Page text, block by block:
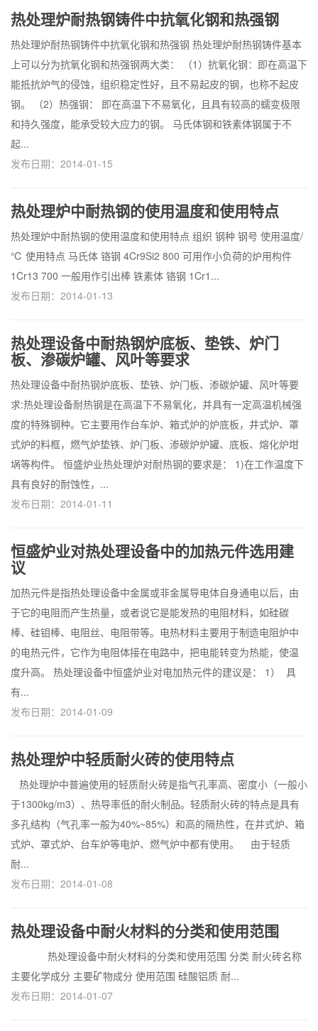
热处理炉耐热钢铸件中抗氧化钢和热强钢
热处理炉耐热钢铸件中抗氧化钢和热强钢 热处理炉耐热钢铸件基本
上可以分为抗氧化钢和热强钢两大类： （1）抗氧化钢：即在高温下
能抵抗炉气的侵蚀，组织稳定性好，且不易起皮的钢，也称不起皮
钢。 （2）热强钢： 即在高温下不易氧化，且具有较高的蠕变极限
和持久强度，能承受较大应力的钢。 马氏体钢和铁素体钢属于不
起...
发布日期：2014-01-15
热处理炉中耐热钢的使用温度和使用特点
热处理炉中耐热钢的使用温度和使用特点 组织 钢种 钢号 使用温度/
℃ 使用特点 马氏体 铬钢 4Cr9Si2 800 可用作小负荷的炉用构件
1Cr13 700 一般用作引出棒 铁素体 铬钢 1Cr1...
发布日期：2014-01-13
热处理设备中耐热钢炉底板、垫铁、炉门
板、渗碳炉罐、风叶等要求
热处理设备中耐热钢炉底板、垫铁、炉门板、渗碳炉罐、风叶等要
求:热处理设备耐热钢是在高温下不易氧化，并具有一定高温机械强
度的特殊钢种。它主要用作台车炉、箱式炉的炉底板，井式炉、罩
式炉的料框，燃气炉垫铁、炉门板、渗碳炉炉罐、底板、熔化炉坩
埚等构件。 恒盛炉业热处理炉对耐热钢的要求是： 1)在工作温度下
具有良好的耐蚀性，...
发布日期：2014-01-11
恒盛炉业对热处理设备中的加热元件选用建
议
加热元件是指热处理设备中金属或非金属导电体自身通电以后，由
于它的电阻而产生热量，或者说它是能发热的电阻材料，如硅碳
棒、硅钼棒、电阻丝、电阻带等。电热材料主要用于制造电阻炉中
的电热元件，它作为电阻体接在电路中，把电能转变为热能，使温
度升高。 热处理设备中恒盛炉业对电加热元件的建议是： 1） 具
有...
发布日期：2014-01-09
热处理炉中轻质耐火砖的使用特点
热处理炉中普遍使用的轻质耐火砖是指气孔率高、密度小（一般小
于1300kg/m3）、热导率低的耐火制品。轻质耐火砖的特点是具有
多孔结构（气孔率一般为40%~85%）和高的隔热性，在井式炉、箱
式炉、罩式炉、台车炉等电炉、燃气炉中都有使用。 由于轻质
耐...
发布日期：2014-01-08
热处理设备中耐火材料的分类和使用范围
热处理设备中耐火材料的分类和使用范围 分类 耐火砖名称
主要化学成分 主要矿物成分 使用范围 硅酸铝质 耐...
发布日期：2014-01-07